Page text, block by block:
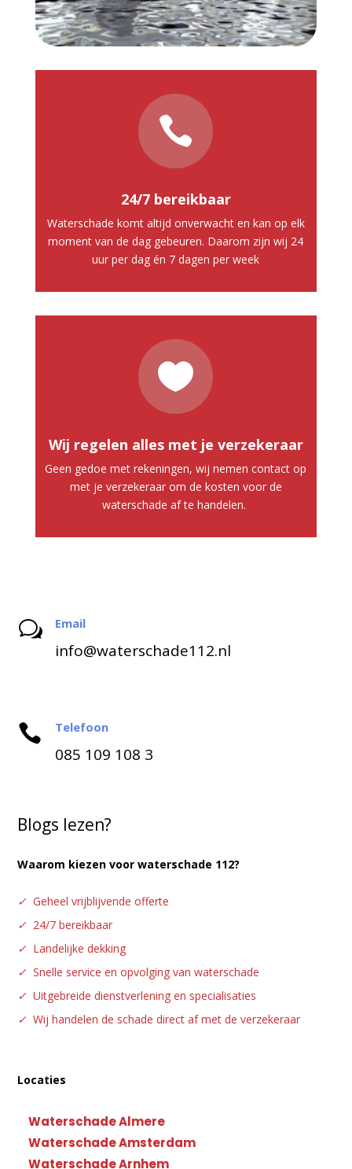

24/7 bereikbaar
Waterschade komt altijd onverwacht en kan op elk
moment van de dag gebeuren. Daarom zijn wij 24
uur per dag én 7 dagen per week

Wij regelen alles met je verzekeraar
Geen gedoe met rekeningen, wij nemen contact op
met je verzekeraar om de kosten voor de
waterschade af te handelen.
w Email
info@waterschade112.nl
 Telefoon
085 109 108 3
Blogs lezen?
Waarom kiezen voor waterschade 112?
✓ Geheel vrijblijvende offerte
✓ 24/7 bereikbaar
✓ Landelijke dekking
✓ Snelle service en opvolging van waterschade
✓ Uitgebreide dienstverlening en specialisaties
✓ Wij handelen de schade direct af met de verzekeraar
Locaties
Waterschade Almere
Waterschade Amsterdam
Waterschade Arnhem